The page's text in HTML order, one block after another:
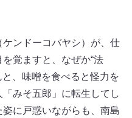
ンドーコバヤシ）が、仕
覚ますと、なぜか“法
、味噌を食べると怪力を
みそ五郎」に転生してし
に戸惑いながらも、南島